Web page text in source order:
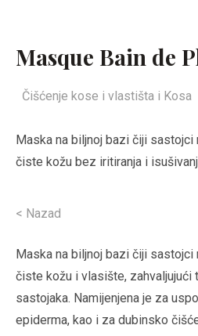
Masque Bain de
Čišćenje kose i vlastišta i Kosa
Maska ​​na biljnoj bazi čiji sastojci
čiste kožu bez iritiranja i
< Nazad
Maska ​​na biljnoj bazi čiji sastojci
čiste kožu i vlasište, zahvaljujući
sastojaka. Namijenjena je za
epiderma, kao i za dubinsko